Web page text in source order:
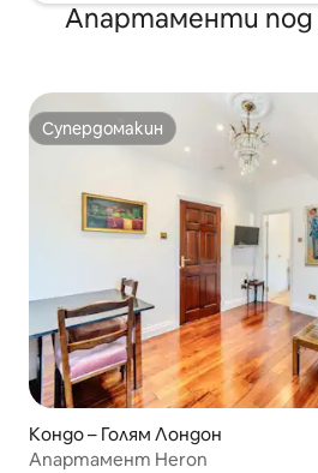
Апартаменти под
Супердомакин
Супердомакин
Кондо – Голям Лондон
Апартамент Heron